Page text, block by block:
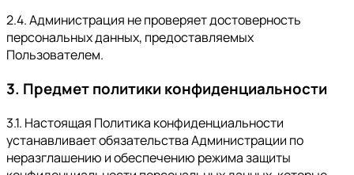
2.4. Администрация не проверяет достоверность
персональных данных, предоставляемых
Пользователем.
3. Предмет политики конфиденциальности
3.1. Настоящая Политика конфиденциальности
устанавливает обязательства Администрации по
неразглашению и обеспечению режима защиты